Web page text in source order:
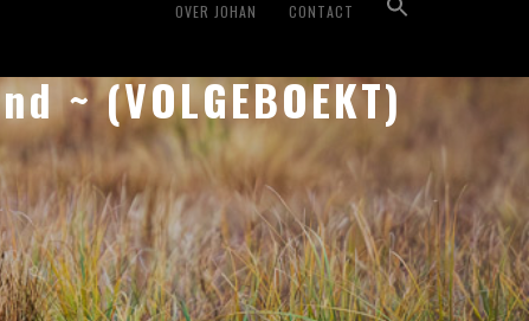
OVER JOHAN CONTACT
~ (VOLGEBOEKT)